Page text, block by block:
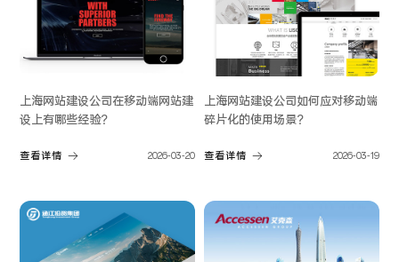
上海网站建设公司在移动端网站建
设上有哪些经验？
查看详情 2026-03-20
上海网站建设公司如何应对移动端
碎片化的使用场景？
查看详情 2026-03-19